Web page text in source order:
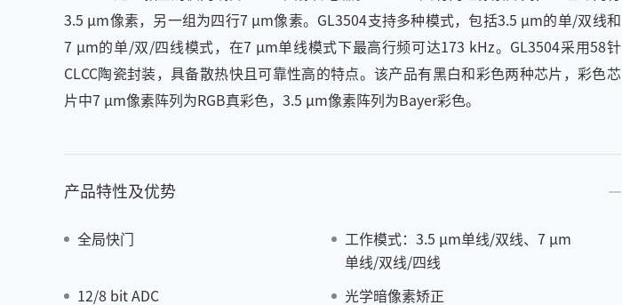
3.5 μm像素，另一组为四行7 μm像素。GL3504支持多种模式，包括3.5 μm的单/双线和
7 μm的单/双/四线模式，在7 μm单线模式下最高行频可达173 kHz。GL3504采用58针
CLCC陶瓷封装，具备散热快且可靠性高的特点。该产品有黑白和彩色两种芯片，彩色芯
片中7 μm像素阵列为RGB真彩色，3.5 μm像素阵列为Bayer彩色。
产品特性及优势
全局快门
工作模式：3.5 μm单线/双线、7 μm
单线/双线/四线
12/8 bit ADC 光学暗像素矫正